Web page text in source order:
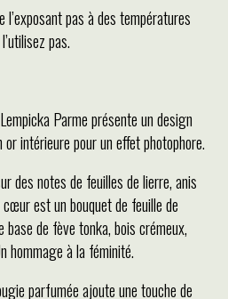
pas à des températures
pas.
Parme présente un design
intérieure pour un effet photophore.
des notes de feuilles de lierre, anis
est un bouquet de feuille de
de fève tonka, bois crémeux,
hommage à la féminité.
parfumée ajoute une touche de